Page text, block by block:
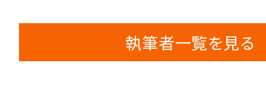
執筆者一覧を見る